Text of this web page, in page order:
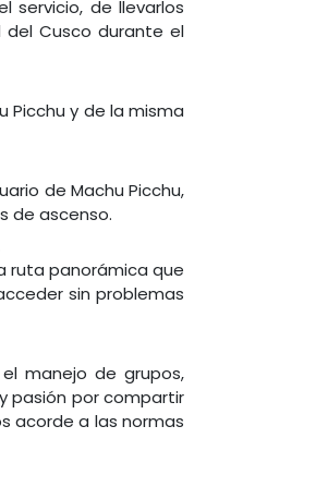
servicio, de llevarlos
Cusco durante el
Picchu y de la misma
de Machu Picchu,
de ascenso.
ruta panorámica que
sin problemas
manejo de grupos,
pasión por compartir
acorde a las normas